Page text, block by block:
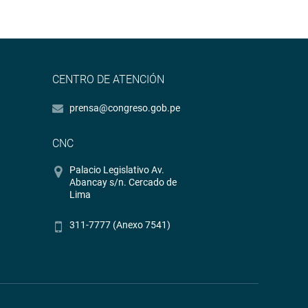
CENTRO DE ATENCIÓN
prensa@congreso.gob.pe
CNC
Palacio Legislativo Av.
Abancay s/n. Cercado de
Lima
311-7777 (Anexo 7541)